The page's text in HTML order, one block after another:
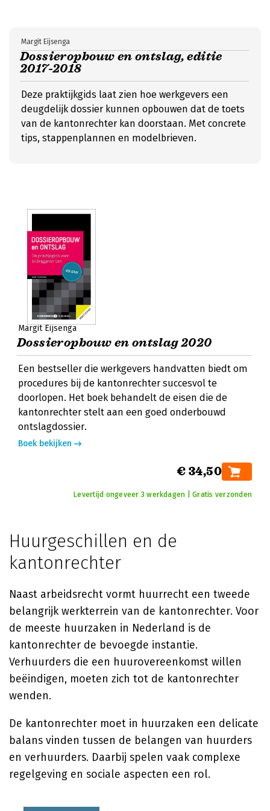
Dossieropbouw en ontslag, editie
2017-2018
Margit Eijsenga
Deze praktijkgids laat zien hoe werkgevers een
deugdelijk dossier kunnen opbouwen dat de toets
van de kantonrechter kan doorstaan. Met concrete
tips, stappenplannen en modelbrieven.
Margit Eijsenga
Dossieropbouw en ontslag 2020
Een bestseller die werkgevers handvatten biedt om
procedures bij de kantonrechter succesvol te
doorlopen. Het boek behandelt de eisen die de
kantonrechter stelt aan een goed onderbouwd
ontslagdossier.
Boek bekijken
€ 34,50
Levertijd ongeveer 3 werkdagen | Gratis verzonden
Huurgeschillen en de
kantonrechter
Naast arbeidsrecht vormt huurrecht een tweede
belangrijk werkterrein van de kantonrechter. Voor
de meeste huurzaken in Nederland is de
kantonrechter de bevoegde instantie.
Verhuurders die een huurovereenkomst willen
beëindigen, moeten zich tot de kantonrechter
wenden.
De kantonrechter moet in huurzaken een delicate
balans vinden tussen de belangen van huurders
en verhuurders. Daarbij spelen vaak complexe
regelgeving en sociale aspecten een rol.